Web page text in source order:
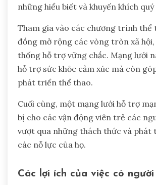
những hiểu biết và khuyến khích quý
Tham gia vào các chương trình thể
đồng mở rộng các vòng tròn xã
thống hỗ trợ vững chắc. Mạng lưới
hỗ trợ sức khỏe cảm xúc mà còn
phát triển thể thao.
Cuối cùng, một mạng lưới hỗ trợ
bị cho các vận động viên trẻ các
vượt qua những thách thức và
các nỗ lực của họ.
Các lợi ích của việc có